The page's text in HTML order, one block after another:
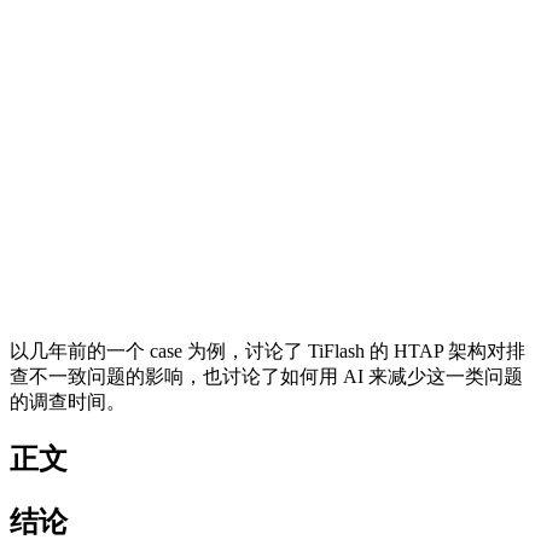
以几年前的一个 case 为例，讨论了 TiFlash 的 HTAP 架构对排
查不一致问题的影响，也讨论了如何用 AI 来减少这一类问题
的调查时间。
正文
结论